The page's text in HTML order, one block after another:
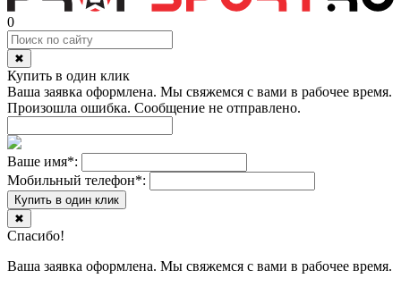
0
✖
Купить в один клик
Ваша заявка оформлена. Мы свяжемся с вами в рабочее время.
Произошла ошибка. Сообщение не отправлено.
Ваше имя*:
Мобильный телефон*:
Купить в один клик
✖
Спасибо!
Ваша заявка оформлена. Мы свяжемся с вами в рабочее время.